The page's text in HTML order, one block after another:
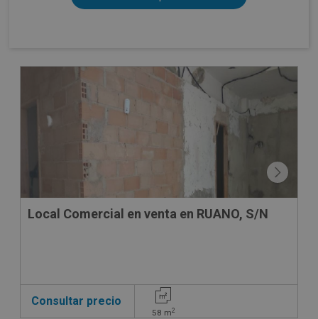
CONDICIONES ESPECIALES
Local Comercial en venta en RUANO, S/N
Consultar precio
58 m2